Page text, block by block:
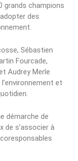
grands champions
des
Sébastien
Fourcade,
Audrey Merle
et
démarche de
de s’associer à